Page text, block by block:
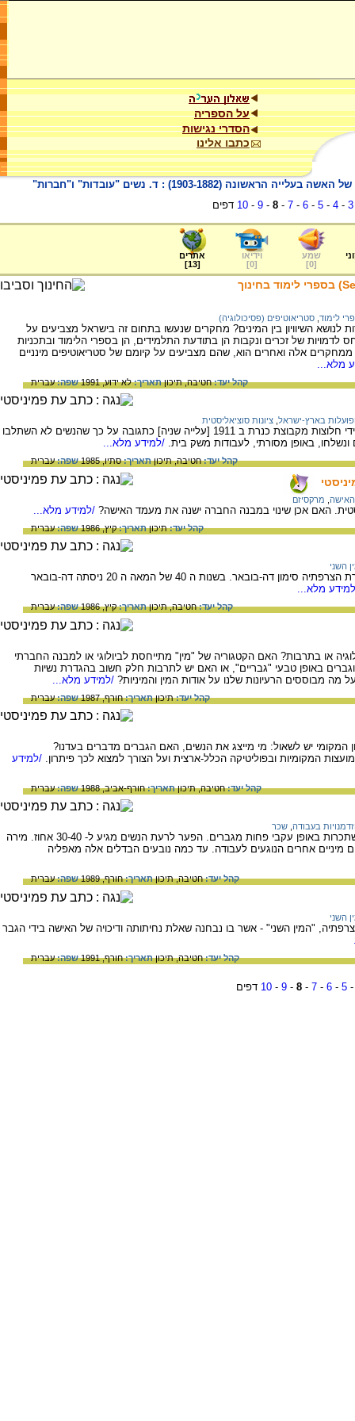
על הספריה
הסדרי נגישות
כתבו אלינו
האשה - "עובדת" , או "חברה" במפעל התחייה? על מקומה של האשה בעלייה הראשונה (1903-1882) : ד. נשים "עובדות" ו"חברות"
3
-
4
-
5
-
6
-
7
-
8
-
9
-
10 דפים
שמע
[
0
]
וידיאו
[
0
]
אתרים
[
13
]
השתקפות סטריאוטיפים מינניים (Sexists) בספרי לימוד בחינוך
לימוד סטריאוטיפים (פסיכולוגיה)
השיוויון בין המינים? מחקרים שנעשו בתחום זה בישראל מצביעים על
לדמויות של זכרים ונקבות הן בתודעת התלמידים, הן בספרי הלימוד ובתכניות
אלה ואחרים הוא, שהם מצביעים על קיומם של סטריאוטיפים מינניים
מלא...
קהל יעד:חטיבה,תיכוןתאריך:לא ידוע, 1991 שפה:עברית
בארץ-ישראל ציונות סוציאליסטית
על תנועת הפועלות בארץ-ישראל, שקמה על ידי חלוצות מקבוצת כנרת ב 1911 [עלייה שניה] כתגובה על כך שהנשים לא השתלבו
באופן מסורתי, לעבודות משק בית. /למידע מלא...
קהל יעד:חטיבה,תיכוןתאריך:סתיו, 1985 שפה:עברית
מרקסיזם
האם אכן שינוי במבנה החברה ישנה את מעמד האישה? /למידע מלא...
קהל יעד:תיכוןתאריך:קיץ, 1986 שפה:עברית
השני
על ספרה "המין השני" של הפילוסופית והסופרת הצרפתיה סימון דה-בובאר. בשנות ה 40 של המאה ה 20 ניסתה דה-בובאר
מלא...
קהל יעד:חטיבה,תיכוןתאריך:קיץ, 1986 שפה:עברית
או בתרבות? האם הקטגוריה של "מין" מתייחסת לביולוגי או למבנה החברתי
באופן טבעי "גבריים", או האם יש לתרבות חלק חשוב בהגדרת נשיות
מה מבוססים הרעיונות שלנו על אודות המין והמיניות? /למידע מלא...
קהל יעד:תיכוןתאריך:חורף, 1987 שפה:עברית
המקומי יש לשאול: מי מייצג את הנשים, האם הגברים מדברים בעדנו?
המקומיות ובפוליטיקה הכלל-ארצית ועל הצורך למצוא לכך פיתרון. /למידע
קהל יעד:חטיבה,תיכוןתאריך:חורף-אביב, 1988 שפה:עברית
בעבודה שכר
ממצאי המחקרים האחרונים מורים שנשים משתכרות באופן עקבי פחות מגברים. הפער לרעת הנשים מגיע ל- 30-40 אחוז. מירה
אחרים הנוגעים לעבודה. עד כמה נובעים הבדלים אלה מאפליה
קהל יעד:חטיבה,תיכוןתאריך:חורף, 1989 שפה:עברית
השני
"המין השני" - אשר בו נבחנה שאלת נחיתותה ודיכויה של האישה בידי הגבר
קהל יעד:חטיבה,תיכוןתאריך:חורף, 1991 שפה:עברית
5
-
6
-
7
-
8
-
9
-
10 דפים